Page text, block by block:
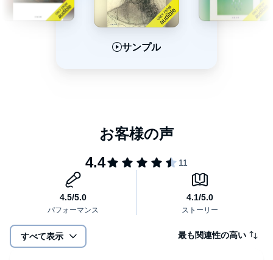
サンプル
すべて表示 最も関連性の高い